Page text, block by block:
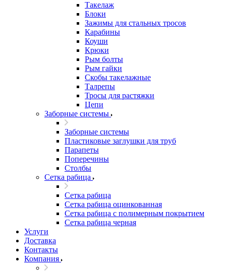
Такелаж
Блоки
Зажимы для стальных тросов
Карабины
Коуши
Крюки
Рым болты
Рым гайки
Скобы такелажные
Талрепы
Тросы для растяжки
Цепи
Заборные системы
Заборные системы
Пластиковые заглушки для труб
Парапеты
Поперечины
Столбы
Сетка рабица
Сетка рабица
Сетка рабица оцинкованная
Сетка рабица с полимерным покрытием
Сетка рабица черная
Услуги
Доставка
Контакты
Компания